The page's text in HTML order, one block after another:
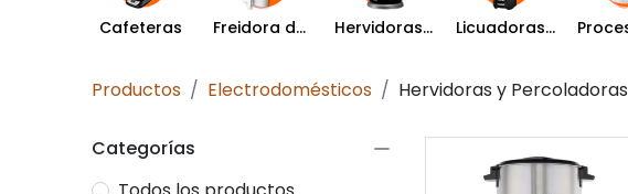
Cafeteras Freidora de Aire Hervidoras y Percoladoras Licuadoras y Batidoras
Productos Electrodomésticos Hervidoras y Percoladoras
Categorías